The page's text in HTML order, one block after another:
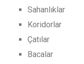
Sahanlıklar
Koridorlar
Çatılar
Bacalar